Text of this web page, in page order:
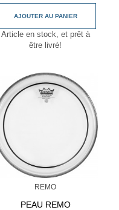
AJOUTER AU PANIER
Article en stock, et prêt à
être livré!
REMO
PEAU REMO